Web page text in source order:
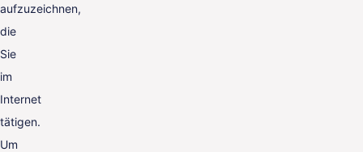
aufzuzeichnen,
die
Sie
im
Internet
tätigen.
Um